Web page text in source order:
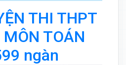
THI THPT
MÔN TOÁN
ngàn